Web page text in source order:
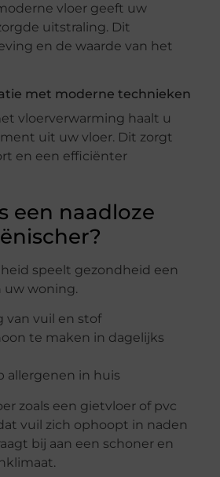
vloer geeft uw
uitstraling. Dit
en de waarde van het
met moderne technieken
vloerverwarming haalt u
uit uw vloer. Dit zorgt
en een efficiënter
een naadloze
speelt gezondheid een
uw woning.
van vuil en stof
te maken in dagelijks
allergenen in huis
zoals een gietvloer of pvc
vuil zich ophoopt in naden
bij aan een schoner en